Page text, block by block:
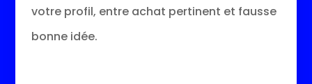
votre profil, entre achat pertinent et fausse
bonne idée.